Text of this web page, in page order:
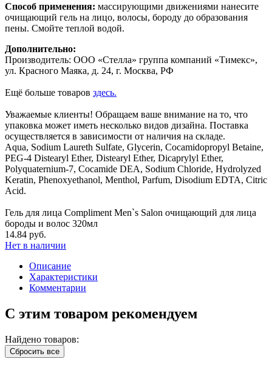
Способ применения: массирующими движениями нанесите
очищающий гель на лицо, волосы, бороду до образования
пены. Смойте теплой водой.
Дополнительно:
Производитель: ООО «Стелла» группа компаний «Тимекс»,
ул. Красного Маяка, д. 24, г. Москва, РФ
Ещё больше товаров здесь.
Уважаемые клиенты! Обращаем ваше внимание на то, что
упаковка может иметь несколько видов дизайна. Поставка
осуществляется в зависимости от наличия на складе.
Aqua, Sodium Laureth Sulfate, Glycerin, Cocamidopropyl Betaine,
PEG-4 Distearyl Ether, Distearyl Ether, Dicaprylyl Ether,
Polyquaternium-7, Cocamide DEA, Sodium Сhloride, Hydrolyzed
Keratin, Phenoxyethanol, Menthol, Parfum, Disodium EDTA, Citric
Acid.
Гель для лица Compliment Men`s Salon очищающий для лица
бороды и волос 320мл
14.84 руб.
Нет в наличии
Описание
Характеристики
Комментарии
С этим товаром рекомендуем
Найдено товаров:
Сбросить все